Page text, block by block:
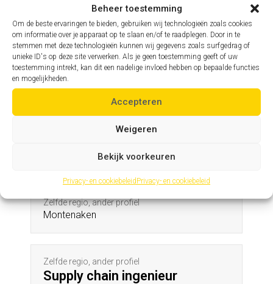
Beheer toestemming
Om de beste ervaringen te bieden, gebruiken wij technologieën zoals cookies
om informatie over je apparaat op te slaan en/of te raadplegen. Door in te
stemmen met deze technologieën kunnen wij gegevens zoals surfgedrag of
unieke ID's op deze site verwerken. Als je geen toestemming geeft of uw
toestemming intrekt, kan dit een nadelige invloed hebben op bepaalde functies
en mogelijkheden.
Accepteren
Weigeren
Bekijk voorkeuren
Privacy- en cookiebeleidPrivacy- en cookiebeleid
Assistent hoofdingenieur
Tessenderlo
Zelfde profiel, andere regio
Assistent hoofdingenieur
Andere profielen in deze regio
Zelfde regio, ander profiel
Montenaken
Zelfde regio, ander profiel
Supply chain ingenieur